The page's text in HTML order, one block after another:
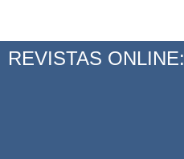
REVISTAS ONLINE: